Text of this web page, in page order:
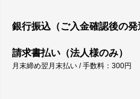
銀行振込（ご入金確認後の発
請求書払い（法人様のみ）
月末締め翌月末払い / 手数料：300円